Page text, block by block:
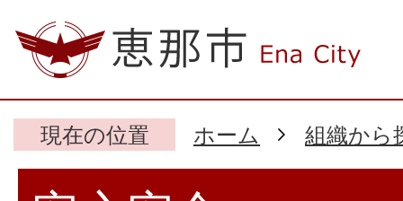
現在の位置 ホーム 組織から